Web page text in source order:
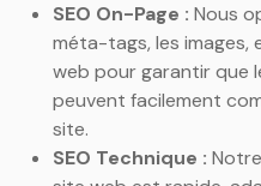
SEO On-Page : Nous
méta-tags, les
web pour garantir que
peuvent facilement
site.
SEO Technique :